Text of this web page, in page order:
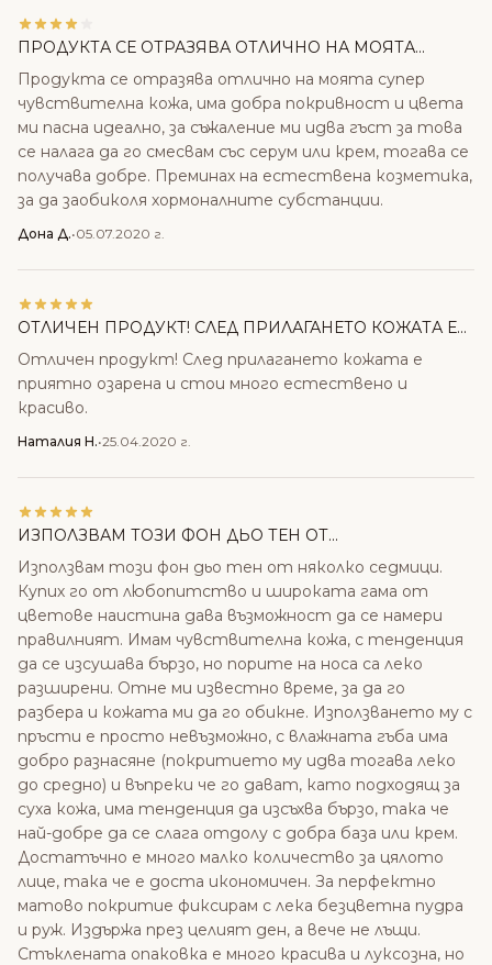
ПРОДУКТА СЕ ОТРАЗЯВА ОТЛИЧНО НА МОЯТА...
Продукта се отразява отлично на моята супер
чувствителна кожа, има добра покривност и цвета
ми пасна идеално, за съжаление ми идва гъст за това
се налага да го смесвам със серум или крем, тогава се
получава добре. Преминах на естествена козметика,
за да заобиколя хормоналните субстанции.
Дона Д.•05.07.2020 г.
ОТЛИЧЕН ПРОДУКТ! СЛЕД ПРИЛАГАНЕТО КОЖАТА Е...
Отличен продукт! След прилагането кожата е
приятно озарена и стои много естествено и
красиво.
Наталия Н.•25.04.2020 г.
ИЗПОЛЗВАМ ТОЗИ ФОН ДЬО ТЕН ОТ...
Използвам този фон дьо тен от няколко седмици.
Купих го от любопитство и широката гама от
цветове наистина дава възможност да се намери
правилният. Имам чувствителна кожа, с тенденция
да се изсушава бързо, но порите на носа са леко
разширени. Отне ми известно време, за да го
разбера и кожата ми да го обикне. Използването му с
пръсти е просто невъзможно, с влажната гъба има
добро разнасяне (покритието му идва тогава леко
до средно) и въпреки че го дават, като подходящ за
суха кожа, има тенденция да изсъхва бързо, така че
най-добре да се слага отдолу с добра база или крем.
Достатъчно е много малко количество за цялото
лице, така че е доста икономичен. За перфектно
матово покритие фиксирам с лека безцветна пудра
и руж. Издържа през целият ден, а вече не лъщи.
Стъклената опаковка е много красива и луксозна, но